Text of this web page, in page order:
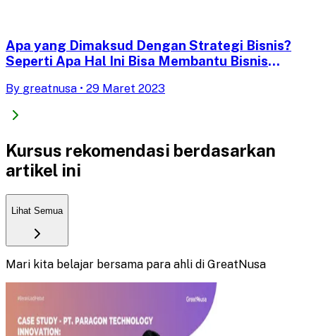
Apa yang Dimaksud Dengan Strategi Bisnis?
Seperti Apa Hal Ini Bisa Membantu Bisnis
By greatnusa • 29 Maret 2023
Kursus rekomendasi berdasarkan
artikel ini
Lihat Semua
Mari kita belajar bersama para ahli di GreatNusa